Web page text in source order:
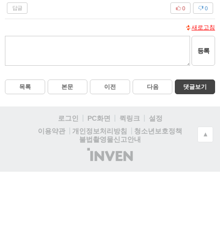
답글 0
0
새로고침
등록
목록 본문 이전 다음 댓글보기
로그인 PC화면 퀵링크
설정
이용약관
개인정보처리방침
청소년보호정책
불법촬영물신고안내
(주)
인
▲